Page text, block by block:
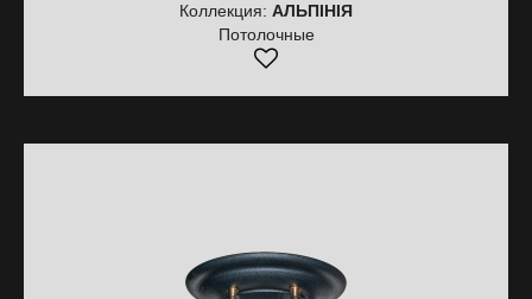
Коллекция: АЛЬПІНІЯ
Потолочные